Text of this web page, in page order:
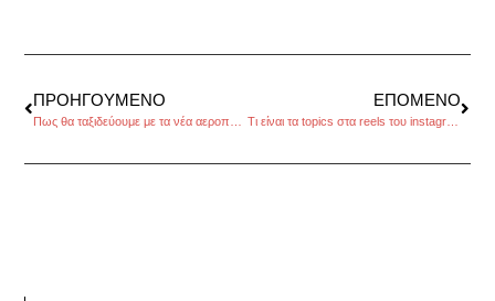
ΠΡΟΗΓΟΎΜΕΝΟ ΕΠΌΜΕΝΟ
Τι είναι τα topics στα reels του instagram